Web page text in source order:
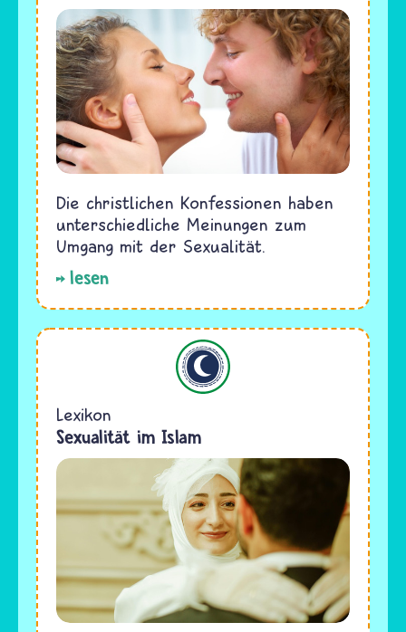
Die christlichen Konfessionen haben
unterschiedliche Meinungen zum
Umgang mit der Sexualität.
lesen
Lexikon
Sexualität im Islam